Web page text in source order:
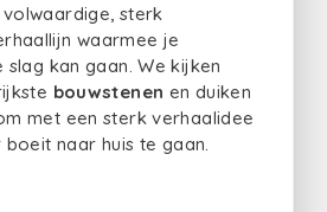
sterk
waarmee je
kan gaan. We kijken
bouwstenen en duiken
met een sterk verhaalidee
naar huis te gaan.